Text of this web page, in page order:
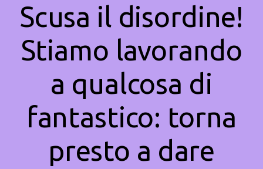
Scusa il disordine!
Stiamo lavorando
a qualcosa di
fantastico: torna
presto a dare